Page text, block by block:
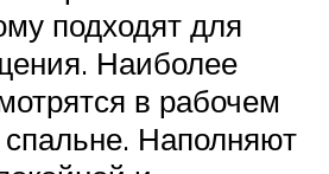
подходят для
Наиболее
в рабочем
Наполняют